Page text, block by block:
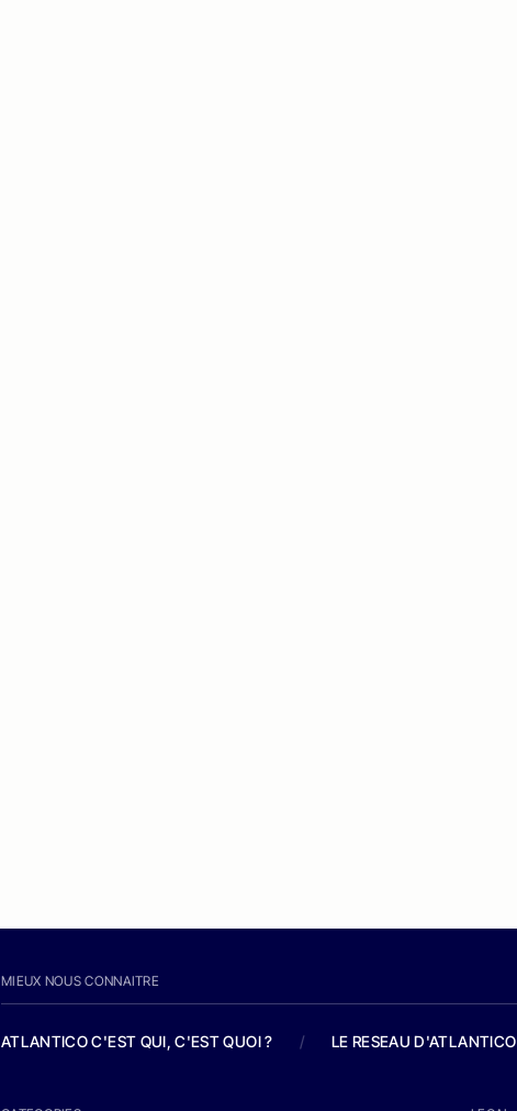
MIEUX NOUS CONNAITRE
ATLANTICO C'EST QUI, C'EST QUOI ? / LE RESEAU D'ATLANTICO